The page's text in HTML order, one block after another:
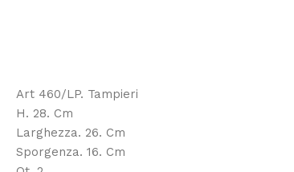
Art 460/LP. Tampieri
H. 28. Cm
Larghezza. 26. Cm
Sporgenza. 16. Cm